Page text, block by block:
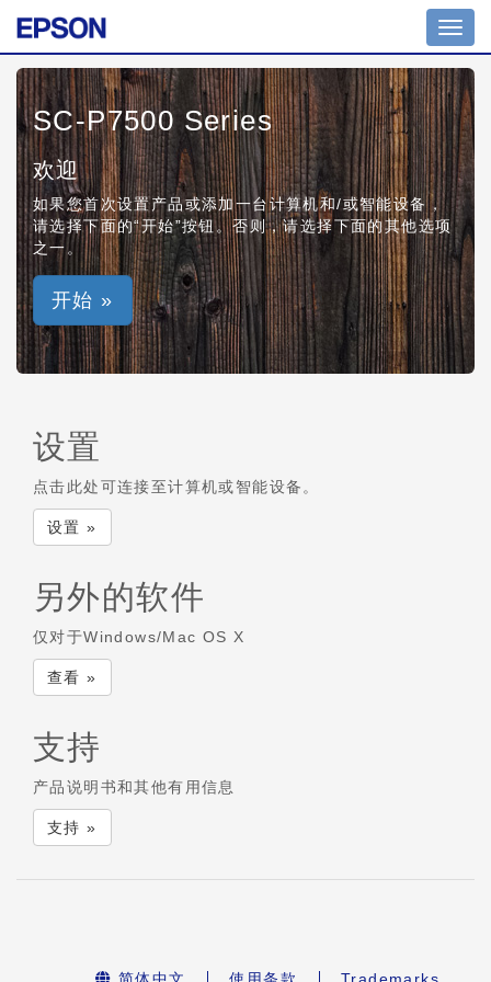
SC-P7500 Series
欢迎
如果您首次设置产品或添加一台计算机和/或智能设备，
请选择下面的“开始”按钮。否则，请选择下面的其他选项
之一。
开始 »
设置
点击此处可连接至计算机或智能设备。
设置 »
另外的软件
仅对于Windows/Mac OS X
查看 »
支持
产品说明书和其他有用信息
支持 »